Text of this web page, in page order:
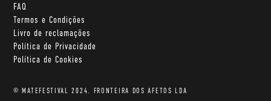
FAQ
Termos e Condições
Livro de reclamações
Política de Privacidade
Política de Cookies
© MATEFESTIVAL 2024. FRONTEIRA DOS AFETOS LDA